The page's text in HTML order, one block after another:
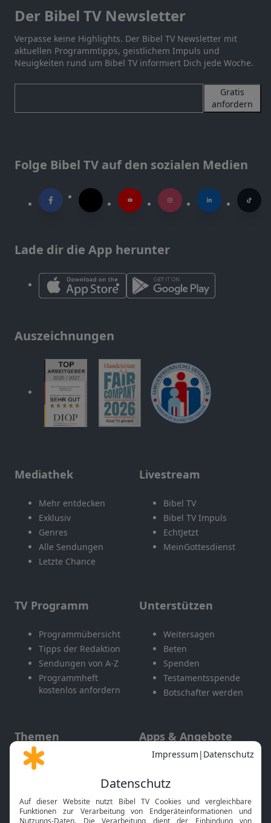
Der Bibel TV Newsletter
Verpasse keine Highlights. Der Bibel TV Newsletter mit
aktuellen Programmtipps, geistlichem Impuls und
Neuigkeiten rund um Bibel TV informiert Dich jede Woche.
Gratis
anfordern
Folge Bibel TV auf den sozialen Medien
Lade dir die App herunter
Auszeichnungen
Mediathek
Mehr entdecken
Exklusiv
Genres
Alle Sendungen
Letzte Chance
Livestream
Bibel TV
Bibel TV Impuls
EchtJetzt
MeinGottesdienst
TV Programm
Programmübersicht
Tipps der Redaktion
Sendungen von A-Z
Programmheft
kostenlos anfordern
Unterstützen
Weitersagen
Beten
Spenden
Testamentsspende
Botschafter werden
Themen
Gott und Bibel erklärt
Neuigkeiten
Apps & Angebote
Mobile App
Smart TV